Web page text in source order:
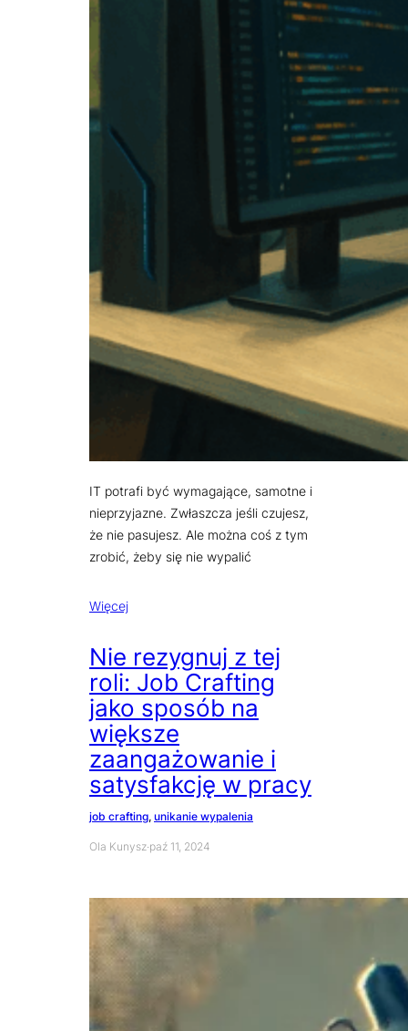
IT potrafi być wymagające, samotne i
nieprzyjazne. Zwłaszcza jeśli czujesz,
że nie pasujesz. Ale można coś z tym
zrobić, żeby się nie wypalić
Więcej
Nie rezygnuj z tej
roli: Job Crafting
jako sposób na
większe
zaangażowanie i
satysfakcję w pracy
job crafting, unikanie wypalenia
Ola Kunysz·paź 11, 2024